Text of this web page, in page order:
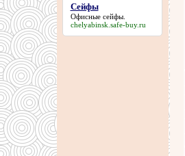
Сейфы
Офисные сейфы.
chelyabinsk.safe-buy.ru